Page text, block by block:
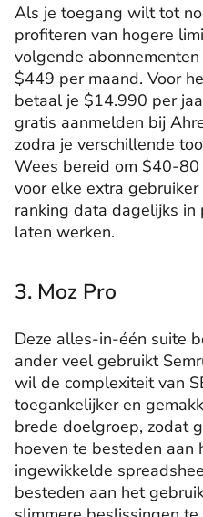
Als je toegang wilt tot
profiteren van hogere
volgende
$449 per maand. Voor
betaal je $14.990 per
gratis aanmelden bij
zodra je verschillende
Wees bereid om $40-
voor elke extra
ranking data dagelijks
laten werken.
3. Moz Pro
Deze alles-in-één suite
ander veel gebruikt
wil de complexiteit van
toegankelijker en
brede doelgroep, zodat
hoeven te besteden aan
ingewikkelde
besteden aan het